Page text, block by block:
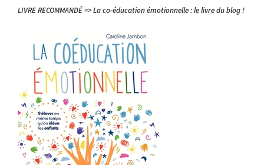
LIVRE RECOMMANDÉ => La co-éducation émotionnelle : le livre du blog !